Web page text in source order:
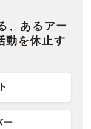
、あるアー
動を休止す
ー